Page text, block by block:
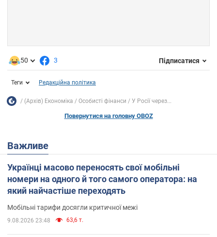
50 3 Підписатися
Теги Редакційна політика
(Архів) Економіка Особисті фінанси У Росії через...
Повернутися на головну OBOZ
Важливе
Українці масово переносять свої мобільні
номери на одного й того самого оператора: на
який найчастіше переходять
Мобільні тарифи досягли критичної межі
9.08.2026 23:48 63,6 т.